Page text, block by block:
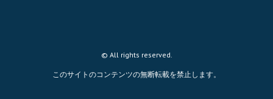
© All rights reserved.
このサイトのコンテンツの無断転載を禁止します。